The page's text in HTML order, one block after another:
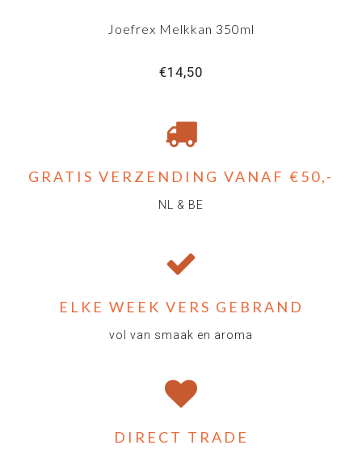
Joefrex Melkkan 350ml
€14,50
GRATIS VERZENDING VANAF €50,-
NL & BE
ELKE WEEK VERS GEBRAND
vol van smaak en aroma
DIRECT TRADE